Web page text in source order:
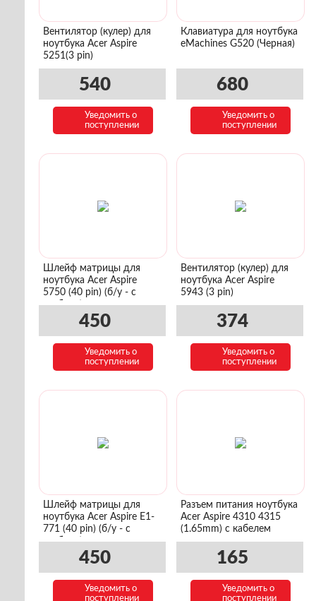
Вентилятор (кулер) для
ноутбука Acer Aspire
5251(3 pin)
540
Уведомить о
поступлении
Клавиатура для ноутбука
eMachines G520 (Черная)
680
Уведомить о
поступлении
Шлейф матрицы для
ноутбука Acer Aspire
5750 (40 pin) (б/у - с
разбора)
450
Уведомить о
поступлении
Вентилятор (кулер) для
ноутбука Acer Aspire
5943 (3 pin)
374
Уведомить о
поступлении
Шлейф матрицы для
ноутбука Acer Aspire E1-
771 (40 pin) (б/у - с
разбора)
450
Уведомить о
поступлении
Разъем питания ноутбука
Acer Aspire 4310 4315
(1.65mm) с кабелем
165
Уведомить о
поступлении